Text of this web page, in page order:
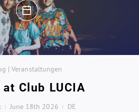
| Veranstaltungen
at Club LUCIA
June 18th 2026 DE